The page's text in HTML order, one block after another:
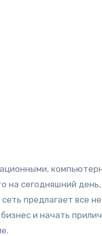
на сегодняшний
предлагает все
и начать